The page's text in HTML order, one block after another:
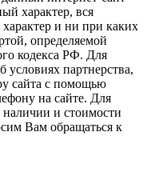
характер, вся
и ни при каких
определяемой
кодекса РФ. Для
партнерства,
сайта с помощью
на сайте. Для
и стоимости
Вам обращаться к